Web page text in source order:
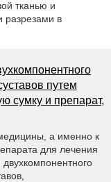
тканью и
разрезами в
путем
сумку и препарат,
а именно к
для лечения